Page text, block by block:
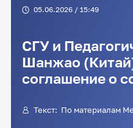
05.06.2026 / 15:49
СГУ и
Шанжао
соглашение о
Текст: По